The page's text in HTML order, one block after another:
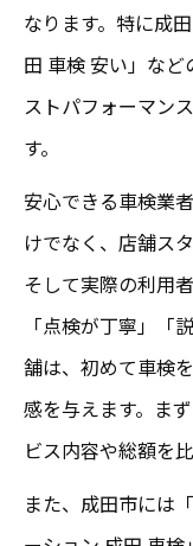
なります。特に成
田 車検 安い」な
ストパフォーマン
す。
安心できる車検業
けでなく、店舗ス
そして実際の利用
「点検が丁寧」「
舗は、初めて車検
感を与えます。ま
ビス内容や総額を
また、成田市には